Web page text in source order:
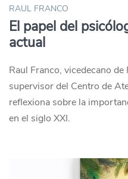
RAUL FRANCO
El papel del
actual
Raul Franco, vicedecano
supervisor del Centro de
reflexiona sobre la
en el siglo XXI.